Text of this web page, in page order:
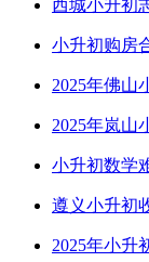
西城小升初
小升初购房
2025年佛山
2025年岚山
小升初数学
遵义小升初
2025年小升